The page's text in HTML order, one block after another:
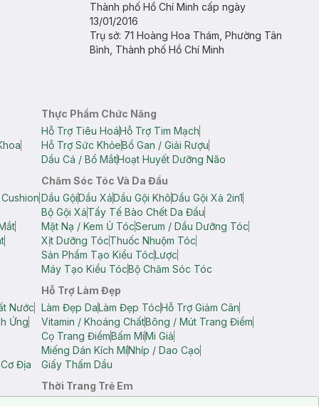
Thành phố Hồ Chí Minh cấp ngày
13/01/2016
Trụ sở: 71 Hoàng Hoa Thám, Phường Tân
Bình, Thành phố Hồ Chí Minh
Thực Phẩm Chức Năng
Hỗ Trợ Tiêu HoáHỗ Trợ Tim Mạch
Hỗ Trợ Sức KhỏeBổ Gan / Giải Rượu
Dầu Cá / Bổ MắtHoạt Huyết Dưỡng Não
Chăm Sóc Tóc Và Da Đầu
Dầu GộiDầu XảDầu Gội KhôDầu Gội Xả 2in1
Bộ Gội XảTẩy Tế Bào Chết Da Đầu
Mặt Nạ / Kem Ủ TócSerum / Dầu Dưỡng Tóc
Xịt Dưỡng TócThuốc Nhuộm Tóc
Sản Phẩm Tạo Kiểu TócLược
Máy Tạo Kiểu TócBộ Chăm Sóc Tóc
Nước
Ứng
Địa
Hỗ Trợ Làm Đẹp
Làm Đẹp DaLàm Đẹp TócHỗ Trợ Giảm Cân
Vitamin / Khoáng ChấtBông / Mút Trang Điểm
Cọ Trang ĐiểmBấm MiMi Giả
Miếng Dán Kích MíNhíp / Dao Cạo
Giấy Thấm Dầu
Thời Trang Trẻ Em